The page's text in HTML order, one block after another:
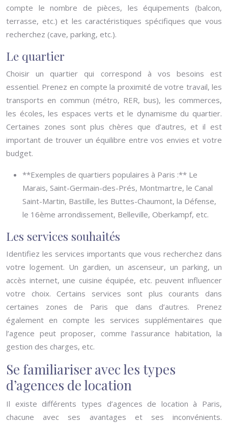
compte le nombre de pièces, les équipements (balcon,
terrasse, etc.) et les caractéristiques spécifiques que vous
recherchez (cave, parking, etc.).
Le quartier
Choisir un quartier qui correspond à vos besoins est
essentiel. Prenez en compte la proximité de votre travail, les
transports en commun (métro, RER, bus), les commerces,
les écoles, les espaces verts et le dynamisme du quartier.
Certaines zones sont plus chères que d’autres, et il est
important de trouver un équilibre entre vos envies et votre
budget.
**Exemples de quartiers populaires à Paris :** Le
Marais, Saint-Germain-des-Prés, Montmartre, le Canal
Saint-Martin, Bastille, les Buttes-Chaumont, la Défense,
le 16ème arrondissement, Belleville, Oberkampf, etc.
Les services souhaités
Identifiez les services importants que vous recherchez dans
votre logement. Un gardien, un ascenseur, un parking, un
accès internet, une cuisine équipée, etc. peuvent influencer
votre choix. Certains services sont plus courants dans
certaines zones de Paris que dans d’autres. Prenez
également en compte les services supplémentaires que
l’agence peut proposer, comme l’assurance habitation, la
gestion des charges, etc.
Se familiariser avec les types
d’agences de location
Il existe différents types d’agences de location à Paris,
chacune avec ses avantages et ses inconvénients.